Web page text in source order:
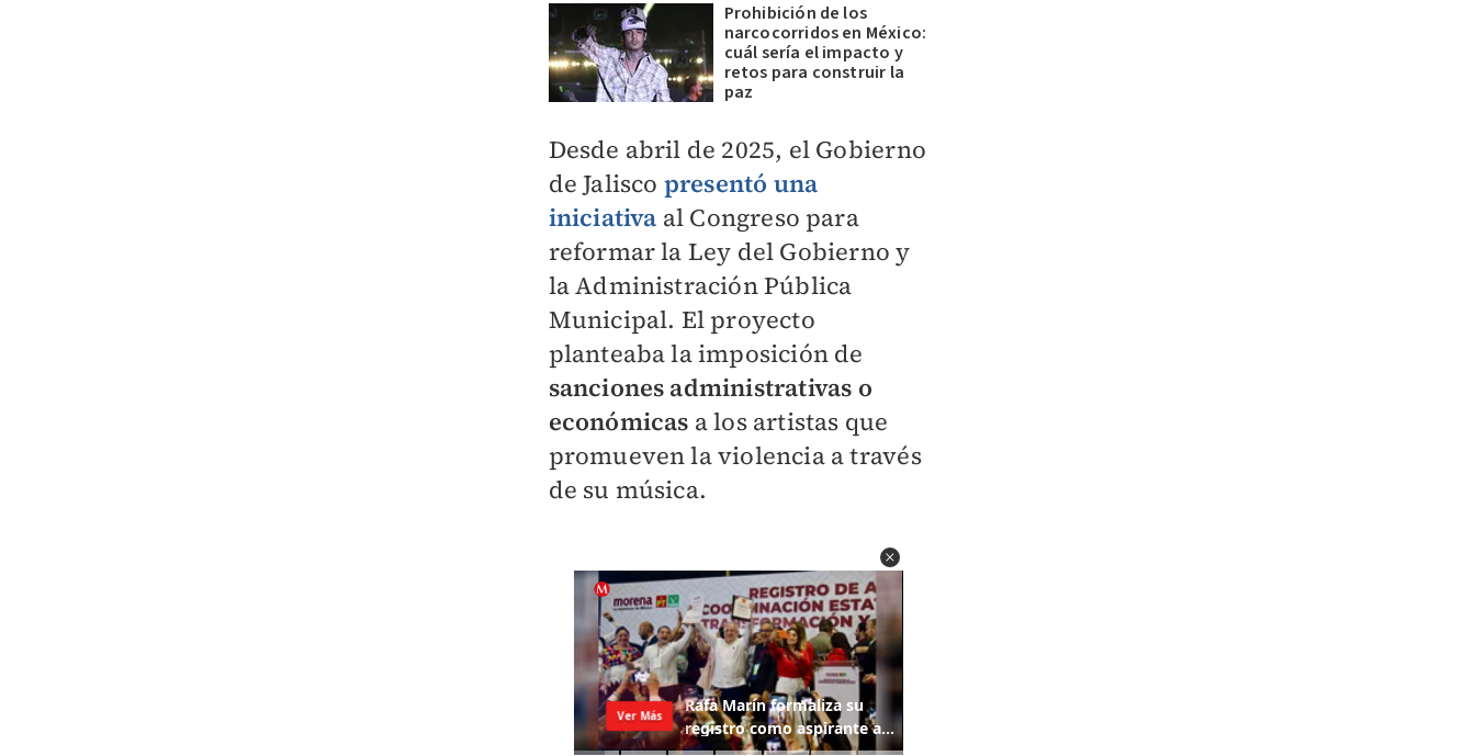
Prohibición de los
narcocorridos en México:
cuál sería el impacto y
retos para construir la
paz
​Desde abril de 2025, el Gobierno
de Jalisco presentó una
iniciativa al Congreso para
reformar la Ley del Gobierno y
la Administración Pública
Municipal. El proyecto
planteaba la imposición de
sanciones administrativas o
económicas a los artistas que
promueven la violencia a través
de su música.